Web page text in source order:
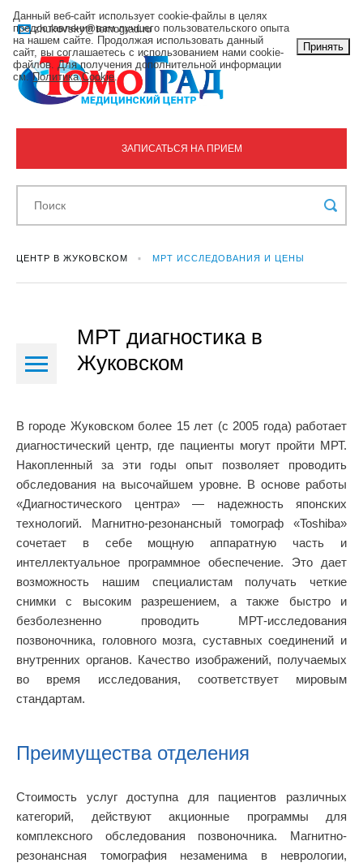
zhukovsky@tomograd.ru
ЗАПИСАТЬСЯ НА ПРИЕМ
ЦЕНТР В ЖУКОВСКОМ МРТ ИССЛЕДОВАНИЯ И ЦЕНЫ
МРТ диагностика в
Жуковском
В городе Жуковском более 15 лет (с 2005 года) работает
диагностический центр, где пациенты могут пройти МРТ.
Накопленный за эти годы опыт позволяет проводить
обследования на высочайшем уровне. В основе работы
«Диагностического центра» — надежность японских
технологий. Магнитно-резонансный томограф «Toshiba»
сочетает в себе мощную аппаратную часть и
интеллектуальное программное обеспечение. Это дает
возможность нашим специалистам получать четкие
снимки с высоким разрешением, а также быстро и
безболезненно проводить МРТ-исследования
позвоночника, головного мозга, суставных соединений и
внутренних органов. Качество изображений, получаемых
во время исследования, соответствует мировым
стандартам.
Преимущества отделения
Стоимость услуг доступна для пациентов различных
категорий, действуют акционные программы для
комплексного обследования позвоночника. Магнитно-
резонансная томография незаменима в неврологии,
Данный веб-сайт использует cookie-файлы в целях
предоставления вам лучшего пользовательского опыта
на нашем сайте. Продолжая использовать данный
сайт, вы соглашаетесь с использованием нами cookie-
файлов. Для получения дополнительной информации
см.Политика Cookie.
Принять